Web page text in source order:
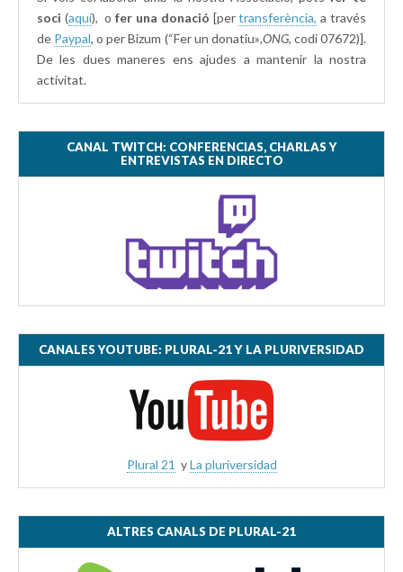
soci (aquí), ofer una donació [pertransferència, a través
de Paypal, o per Bizum (“Fer un donatiu»,ONG, codi 07672)].
De les dues maneres ens ajudes a mantenir la nostra
activitat.
CANAL TWITCH: CONFERENCIAS, CHARLAS Y
ENTREVISTAS EN DIRECTO
CANALES YOUTUBE: PLURAL-21 Y LA PLURIVERSIDAD
Plural 21 yLa pluriversidad
ALTRES CANALS DE PLURAL-21